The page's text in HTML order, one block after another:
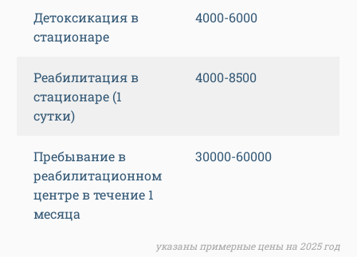
Детоксикация в
стационаре
4000-6000
Реабилитация в
стационаре (1
сутки)
4000-8500
Пребывание в
реабилитационном
центре в течение 1
месяца
30000-60000
указаны примерные цены на 2025 год